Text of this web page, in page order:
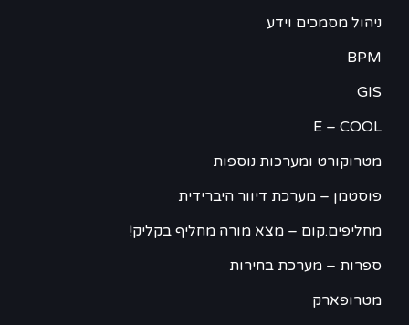
ניהול מסמכים וידע
BPM
GIS
E – COOL
מטרוקורט ומערכות נוספות
פוסטמן – מערכת דיוור היברידית
מחליפים.קום – מצא מורה מחליף בקליק!
ספרות – מערכת בחירות
מטרופארק